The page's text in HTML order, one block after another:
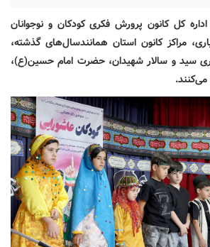
کل کانون پرورش فکری کودکان و نوجوانان
مراکز کانون استان همانندسال‌های گذشته،
سید و سالار شهیدان، حضرت امام حسین(ع)،
می‌کنند.